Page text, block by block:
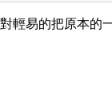
輕易的把原本的